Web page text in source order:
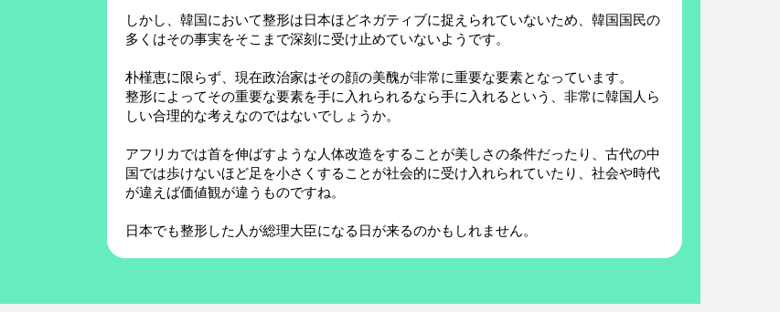
しかし、韓国において整形は日本ほどネガティブに捉えられていないため、韓国国民の
多くはその事実をそこまで深刻に受け止めていないようです。
朴槿恵に限らず、現在政治家はその顔の美醜が非常に重要な要素となっています。
整形によってその重要な要素を手に入れられるなら手に入れるという、非常に韓国人ら
しい合理的な考えなのではないでしょうか。
アフリカでは首を伸ばすような人体改造をすることが美しさの条件だったり、古代の中
国では歩けないほど足を小さくすることが社会的に受け入れられていたり、社会や時代
が違えば価値観が違うものですね。
日本でも整形した人が総理大臣になる日が来るのかもしれません。